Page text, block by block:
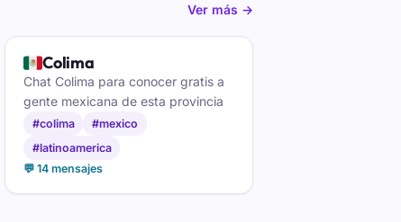
Ver más →
🇲🇽Colima
Chat Colima para conocer gratis a
gente mexicana de esta provincia
#colima
#mexico
#latinoamerica
💬 14 mensajes